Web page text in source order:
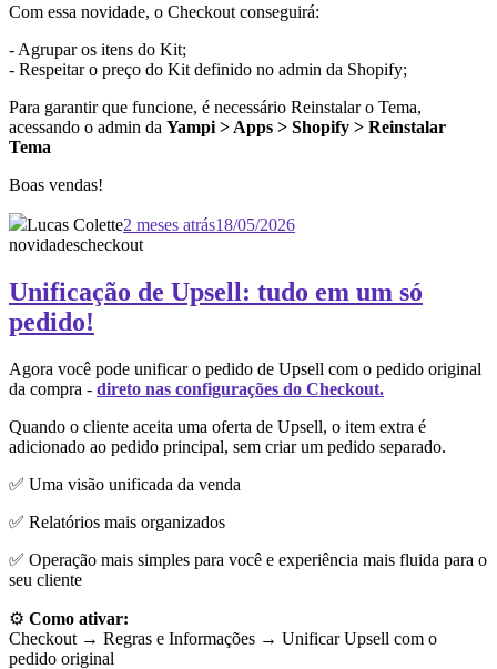
Com essa novidade, o Checkout conseguirá:
- Agrupar os itens do Kit;
- Respeitar o preço do Kit definido no admin da Shopify;
Para garantir que funcione, é necessário Reinstalar o Tema,
acessando o admin da Yampi > Apps > Shopify > Reinstalar
Tema
Boas vendas!
Lucas Colette2 meses atrás18/05/2026
novidadescheckout
Unificação de Upsell: tudo em um só
pedido!
Agora você pode unificar o pedido de Upsell com o pedido original
da compra - direto nas configurações do Checkout.
Quando o cliente aceita uma oferta de Upsell, o item extra é
adicionado ao pedido principal, sem criar um pedido separado.
✅ Uma visão unificada da venda
✅ Relatórios mais organizados
✅ Operação mais simples para você e experiência mais fluida para o
seu cliente
⚙️ Como ativar:
Checkout → Regras e Informações → Unificar Upsell com o
pedido original